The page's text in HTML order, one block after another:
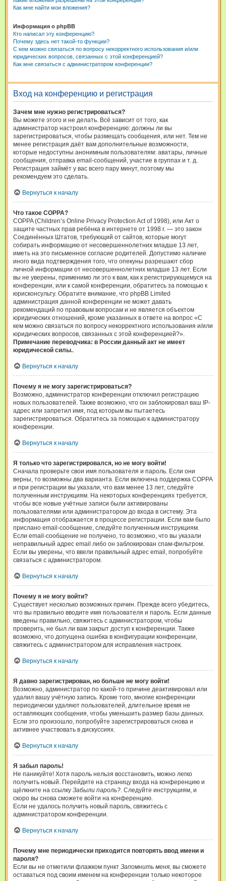
Как мне найти мои вложения?
Информация о phpBB
Кто написал эту конференцию?
Почему здесь нет такой-то функции?
С кем можно связаться по вопросу некорректного использования и/или
юридических вопросов, связанных с этой конференцией?
Как мне связаться с администратором конференции?
Вход на конференцию и регистрация
Зачем мне нужно регистрироваться?
Вы можете этого и не делать. Всё зависит от того, как
администратор настроил конференцию: должны ли вы
зарегистрироваться, чтобы размещать сообщения, или нет. Тем не
менее регистрация даёт вам дополнительные возможности,
которые недоступны анонимным пользователям: аватары, личные
сообщения, отправка email-сообщений, участие в группах и т. д.
Регистрация займёт у вас всего пару минут, поэтому мы
рекомендуем это сделать.
Вернуться к началу
Что такое COPPA?
COPPA (Children’s Online Privacy Protection Act of 1998), или Акт о
защите частных прав ребёнка в интернете от 1998 г. — это закон
Соединённых Штатов, требующий от сайтов, которые могут
собирать информацию от несовершеннолетних младше 13 лет,
иметь на это письменное согласие родителей. Допустимо наличие
иного вида подтверждения того, что опекуны разрешают сбор
личной информации от несовершеннолетних младше 13 лет. Если
вы не уверены, применимо ли это к вам, как к регистрирующемуся на
конференции, или к самой конференции, обратитесь за помощью к
юрисконсульту. Обратите внимание, что phpBB Limited
администрация данной конференции не может давать
рекомендаций по правовым вопросам и не является объектом
юридических отношений, кроме указанных в ответе на вопрос «С
кем можно связаться по вопросу некорректного использования и/или
юридических вопросов, связанных с этой конференцией?».
Примечание переводчика: в России данный акт не имеет
юридической силы..
Вернуться к началу
Почему я не могу зарегистрироваться?
Возможно, администратор конференции отключил регистрацию
новых пользователей. Также возможно, что он заблокировал ваш IP-
адрес или запретил имя, под которым вы пытаетесь
зарегистрироваться. Обратитесь за помощью к администратору
конференции.
Вернуться к началу
Я только что зарегистрировался, но не могу войти!
Сначала проверьте свои имя пользователя и пароль. Если они
верны, то возможны два варианта. Если включена поддержка COPPA
и при регистрации вы указали, что вам менее 13 лет, следуйте
полученным инструкциям. На некоторых конференциях требуется,
чтобы все новые учётные записи были активированы
пользователями или администратором до входа в систему. Эта
информация отображается в процессе регистрации. Если вам было
прислано email-сообщение, следуйте полученным инструкциям.
Если email-сообщение не получено, то возможно, что вы указали
неправильный адрес email либо он заблокирован спам-фильтром.
Если вы уверены, что ввели правильный адрес email, попробуйте
связаться с администратором.
Вернуться к началу
Почему я не могу войти?
Существует несколько возможных причин. Прежде всего убедитесь,
что вы правильно вводите имя пользователя и пароль. Если данные
введены правильно, свяжитесь с администратором, чтобы
проверить, не был ли вам закрыт доступ к конференции. Также
возможно, что допущена ошибка в конфигурации конференции,
свяжитесь с администратором для исправления настроек.
Вернуться к началу
Я давно зарегистрирован, но больше не могу войти!
Возможно, администратор по какой-то причине деактивировал или
удалил вашу учётную запись. Кроме того, многие конференции
периодически удаляют пользователей, длительное время не
оставляющих сообщения, чтобы уменьшить размер базы данных.
Если это произошло, попробуйте зарегистрироваться снова и
активнее участвовать в дискуссиях.
Вернуться к началу
Я забыл пароль!
Не паникуйте! Хотя пароль нельзя восстановить, можно легко
получить новый. Перейдите на страницу входа на конференцию и
щёлкните на ссылку Забыли пароль?. Следуйте инструкциям, и
скоро вы снова сможете войти на конференцию.
Если не удалось получить новый пароль, свяжитесь с
администратором конференции.
Вернуться к началу
Почему мне периодически приходится повторять ввод имени и
пароля?
Если вы не отметили флажком пункт Запомнить меня, вы сможете
оставаться под своим именем на конференции только некоторое